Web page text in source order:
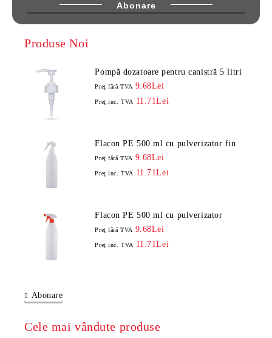
Produse Noi
Pompă dozatoare pentru canistră 5 litri
Preţ fără TVA 9.68Lei
Preţ inc. TVA 11.71Lei
Flacon PE 500 ml cu pulverizator fin
Preţ fără TVA 9.68Lei
Preţ inc. TVA 11.71Lei
Flacon PE 500 ml cu pulverizator
Preţ fără TVA 9.68Lei
Preţ inc. TVA 11.71Lei
Abonare
Cele mai vândute produse